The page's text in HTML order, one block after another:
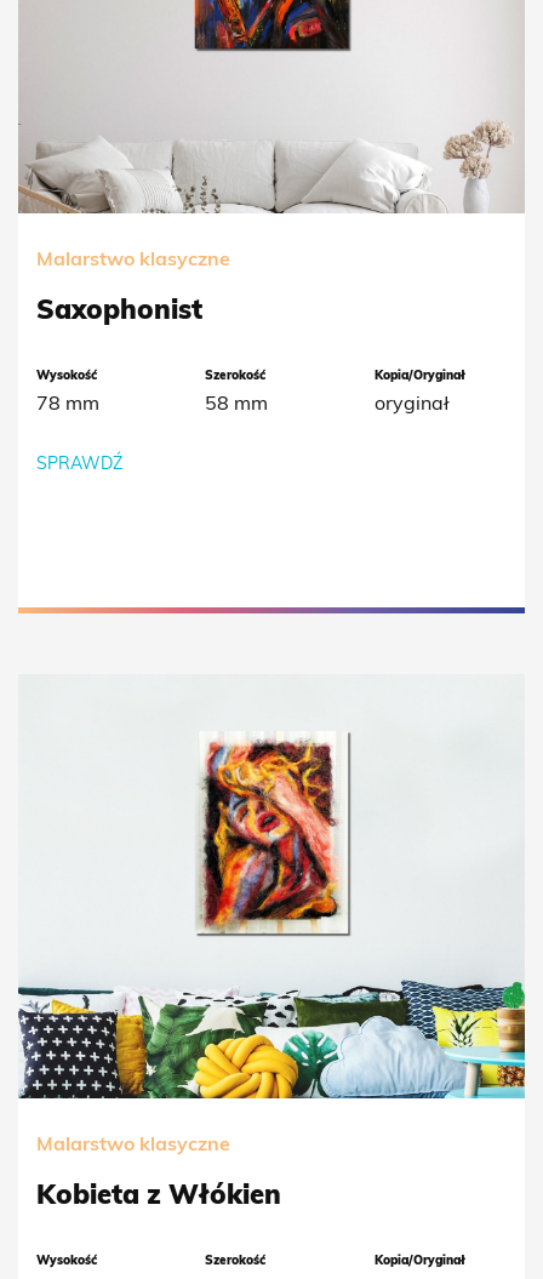
Malarstwo klasyczne
Saxophonist
Wysokość
78 mm
Szerokość
58 mm
Kopia/Oryginał
oryginał
SPRAWDŹ
Malarstwo klasyczne
Kobieta z Włókien
Wysokość Szerokość Kopia/Oryginał